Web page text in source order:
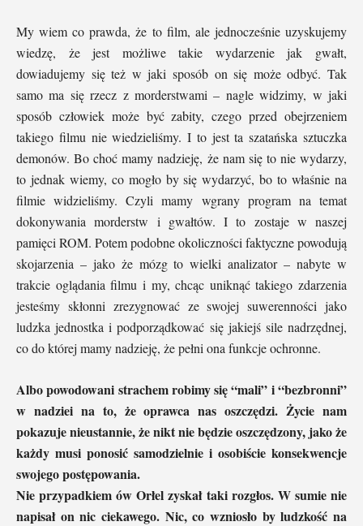
My wiem co prawda, że to film, ale jednocześnie uzyskujemy
wiedzę, że jest możliwe takie wydarzenie jak gwałt,
dowiadujemy się też w jaki sposób on się może odbyć. Tak
samo ma się rzecz z morderstwami – nagle widzimy, w jaki
sposób człowiek może być zabity, czego przed obejrzeniem
takiego filmu nie wiedzieliśmy. I to jest ta szatańska sztuczka
demonów. Bo choć mamy nadzieję, że nam się to nie wydarzy,
to jednak wiemy, co mogło by się wydarzyć, bo to właśnie na
filmie widzieliśmy. Czyli mamy wgrany program na temat
dokonywania morderstw i gwałtów. I to zostaje w naszej
pamięci ROM. Potem podobne okoliczności faktyczne powodują
skojarzenia – jako że mózg to wielki analizator – nabyte w
trakcie oglądania filmu i my, chcąc uniknąć takiego zdarzenia
jesteśmy skłonni zrezygnować ze swojej suwerenności jako
ludzka jednostka i podporządkować się jakiejś sile nadrzędnej,
co do której mamy nadzieję, że pełni ona funkcje ochronne.
Albo powodowani strachem robimy się “mali” i “bezbronni”
w nadziei na to, że oprawca nas oszczędzi. Życie nam
pokazuje nieustannie, że nikt nie będzie oszczędzony, jako że
każdy musi ponosić samodzielnie i osobiście konsekwencje
swojego postępowania.
Nie przypadkiem ów Orłel zyskał taki rozgłos. W sumie nie
napisał on nic ciekawego. Nic, co wzniosło by ludzkość na